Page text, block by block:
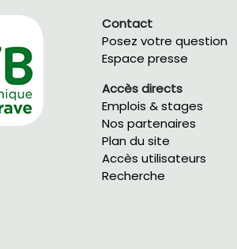
Contact
Posez votre question
Espace presse
Accès directs
Emplois & stages
Nos partenaires
Plan du site
Accès utilisateurs
Recherche